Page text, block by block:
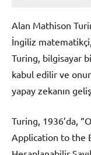
Alan Mathison
İngiliz
Turing, bilgisayar
kabul edilir ve
yapay zekanın
Turing, 1936’da,
Application to the